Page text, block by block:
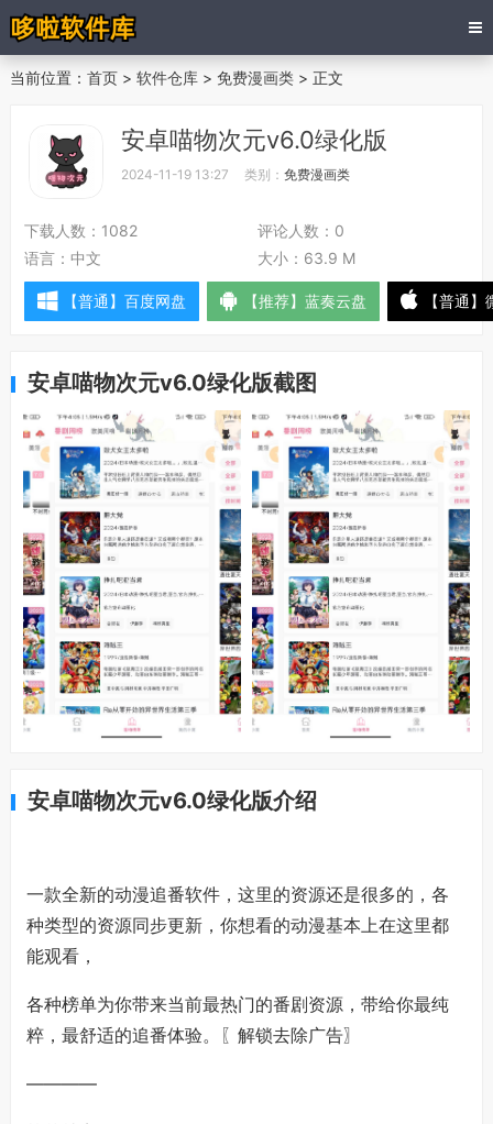
当前位置： 首页> 软件仓库> 免费漫画类> 正文
安卓喵物次元v6.0绿化版
2024-11-19 13:27 类别：免费漫画类
下载人数： 1082 评论人数： 0
语言： 中文 大小： 63.9 M
【普通】百度网盘 【推荐】蓝奏云盘 【普通
安卓喵物次元v6.0绿化版截图
安卓喵物次元v6.0绿化版介绍
一款全新的动漫追番软件，这里的资源还是很多的，各
种类型的资源同步更新，你想看的动漫基本上在这里都
能观看，
各种榜单为你带来当前最热门的番剧资源，带给你最纯
粹，最舒适的追番体验。〖解锁去除广告〗
————